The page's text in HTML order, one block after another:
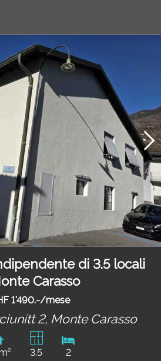
di 3.5 locali
Carasso
1'490.-/mese
2, Monte Carasso
3.5 2